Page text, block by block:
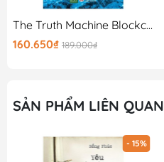
The Truth Machine Blockchain Và Tương Lai Của Tiền Tệ
160.650₫ 189.000₫
SẢN PHẨM LIÊN QUAN
- 15%